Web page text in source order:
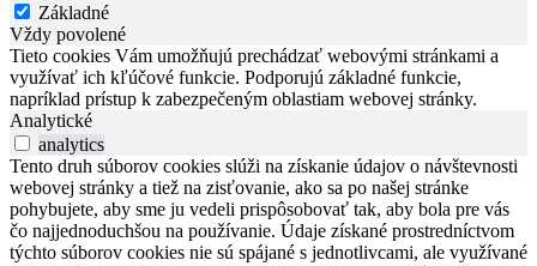
Základné
Vždy povolené
Tieto cookies Vám umožňujú prechádzať webovými stránkami a
využívať ich kľúčové funkcie. Podporujú základné funkcie,
napríklad prístup k zabezpečeným oblastiam webovej stránky.
Analytické
analytics
Tento druh súborov cookies slúži na získanie údajov o návštevnosti
webovej stránky a tiež na zisťovanie, ako sa po našej stránke
pohybujete, aby sme ju vedeli prispôsobovať tak, aby bola pre vás
čo najjednoduchšou na používanie. Údaje získané prostredníctvom
týchto súborov cookies nie sú spájané s jednotlivcami, ale využívané